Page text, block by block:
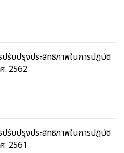
ปรับปรุงประสิทธิภาพในการปฏิบัติ
. 2562
ปรับปรุงประสิทธิภาพในการปฏิบัติ
. 2561